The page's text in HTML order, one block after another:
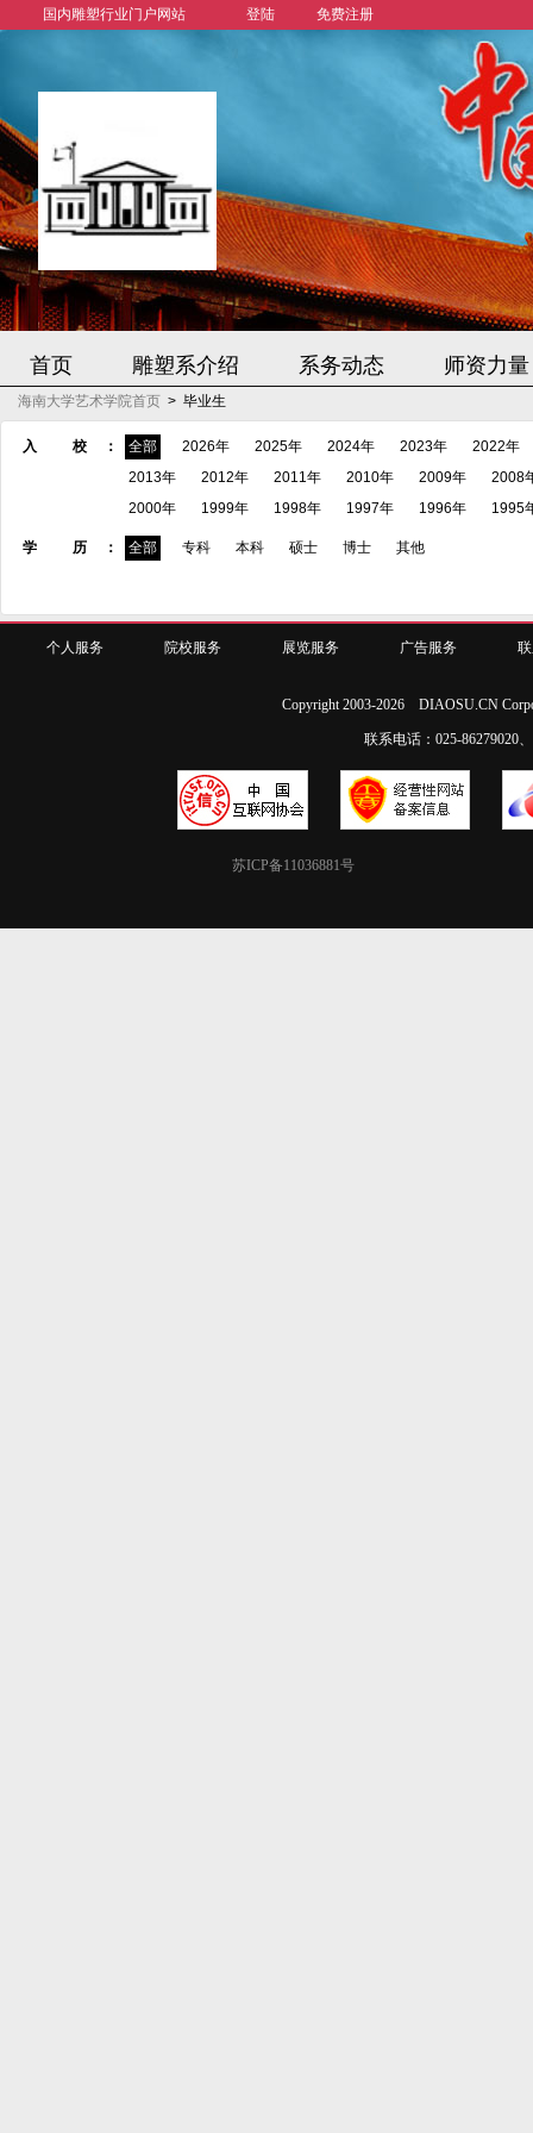
国内雕塑行业门户网站 登陆 免费注册
首页 雕塑系介绍 系务动态 师资力量
海南大学艺术学院首页 > 毕业生
入 校： 全部 2026年 2025年 2024年 2023年
2022年
2013年
2012年 2011年 2010年 2009年
2008
2000年
1999年 1998年 1997年 1996年 1995
学 历： 全部 专科 本科 硕士 博士 其他
个人服务 院校服务 展览服务 广告服务
Copyright 2003-2026 DIAOSU.CN
联系电话：025-86279020
苏ICP备11036881号